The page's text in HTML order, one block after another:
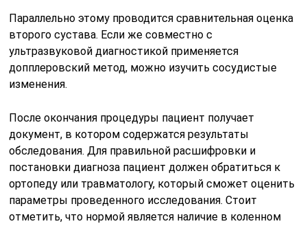
Параллельно этому проводится сравнительная оценка
второго сустава. Если же совместно с
ультразвуковой диагностикой применяется
допплеровский метод, можно изучить сосудистые
изменения.
После окончания процедуры пациент получает
документ, в котором содержатся результаты
обследования. Для правильной расшифровки и
постановки диагноза пациент должен обратиться к
ортопеду или травматологу, который сможет оценить
параметры проведенного исследования. Стоит
отметить, что нормой является наличие в коленном